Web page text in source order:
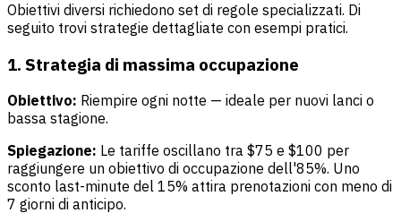
Obiettivi diversi richiedono set di regole specializzati. Di
seguito trovi strategie dettagliate con esempi pratici.
1. Strategia di massima occupazione
Obiettivo: Riempire ogni notte — ideale per nuovi lanci o
bassa stagione.
Spiegazione: Le tariffe oscillano tra $75 e $100 per
raggiungere un obiettivo di occupazione dell'85%. Uno
sconto last-minute del 15% attira prenotazioni con meno di
7 giorni di anticipo.